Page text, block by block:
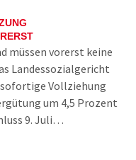
müssen vorerst keine
Landessozialgericht
Vollziehung
um 4,5 Prozent
9. Juli…